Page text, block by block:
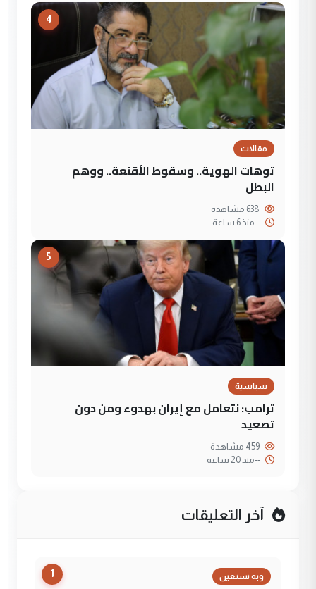
4
مقالات
توهات الهوية.. وسقوط الأقنعة.. ووهم
البطل
--منذ 6 ساعة
5
سياسية
ترامب: نتعامل مع إيران بهدوء ومن دون
تصعيد
--منذ 20 ساعة
آخر التعليقات
1 وبه نستعين